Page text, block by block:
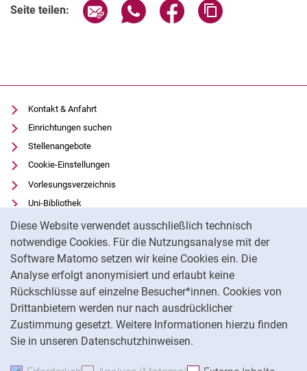
Diese Website verwendet ausschließlich technisch
notwendige Cookies. Für die Nutzungsanalyse mit der
Software Matomo setzen wir keine Cookies ein. Die
Analyse erfolgt anonymisiert und erlaubt keine
Rückschlüsse auf einzelne Besucher*innen. Cookies von
Drittanbietern werden nur nach ausdrücklicher
Zustimmung gesetzt. Weitere Informationen hierzu finden
Sie in unseren Datenschutzhinweisen.
Seite teilen: Seite über E-Mail teilen
Seite über WhatsApp teilen
Seite über Facebook
Kontakt & Anfahrt
Einrichtungen suchen
Stellenangebote
Cookie-Einstellungen
Vorlesungsverzeichnis
Uni-Bibliothek
Moodle
Panopto
Datenschutz
Barrierefreiheit
Transparenter KI-Einsatz